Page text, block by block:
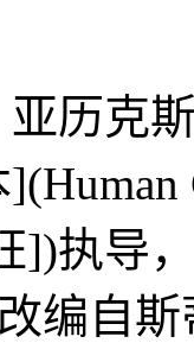
亚历克
])执导
编自